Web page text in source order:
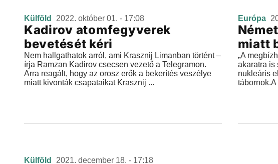
Külföld 2022. október 01. - 17:08
Kadirov atomfegyverek
bevetését kéri
Nem hallgathatok arról, ami Krasznij Limanban történt –
írja Ramzan Kadirov csecsen vezető a Telegramon.
Arra reagált, hogy az orosz erők a bekerítés veszélye
miatt kivonták csapataikat Krasznij ...
Európa
miatt
„A
akaratra is
nukleáris
Külföld 2021. december 18. - 17:18